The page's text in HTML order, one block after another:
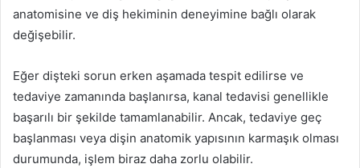
anatomisine ve diş hekiminin deneyimine bağlı olarak
değişebilir.
Eğer dişteki sorun erken aşamada tespit edilirse ve
tedaviye zamanında başlanırsa, kanal tedavisi genellikle
başarılı bir şekilde tamamlanabilir. Ancak, tedaviye geç
başlanması veya dişin anatomik yapısının karmaşık olması
durumunda, işlem biraz daha zorlu olabilir.